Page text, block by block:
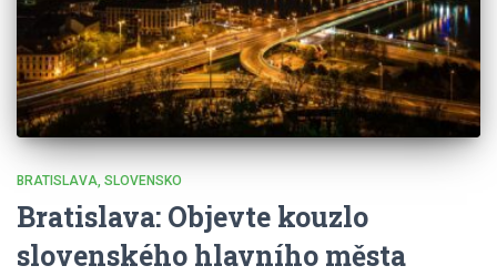
BRATISLAVA SLOVENSKO
Bratislava: Objevte kouzlo
slovenského hlavního města